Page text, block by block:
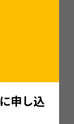
申し込